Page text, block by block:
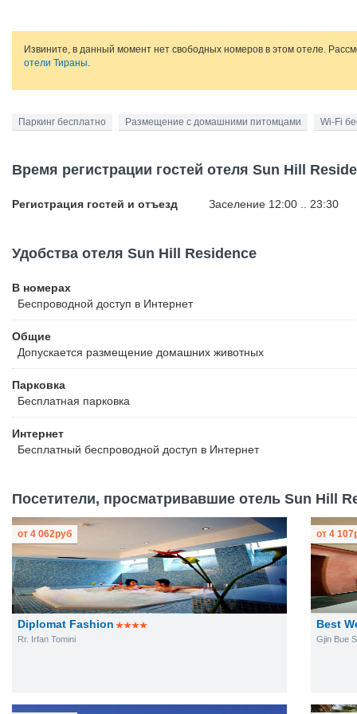
Извините, в данный момент нет свободных номеров в этом отеле.
отели Тираны.
Паркинг бесплатно Размещение с домашними питомцами Wi-Fi
Время регистрации гостей отеля Sun Hill
Регистрация гостей и отъезд Заселение 12:00 .. 23:30
Удобства отеля Sun Hill Residence
В номерах
Беспроводной доступ в Интернет
Общие
Допускается размещение домашних животных
Парковка
Бесплатная парковка
Интернет
Бесплатный беспроводной доступ в Интернет
Посетители, просматривавшие отель Sun Hill
Diplomat Fashion
Rr. Irfan Tomini
от 4 062руб
Best
Gjin Bue
от 4 107